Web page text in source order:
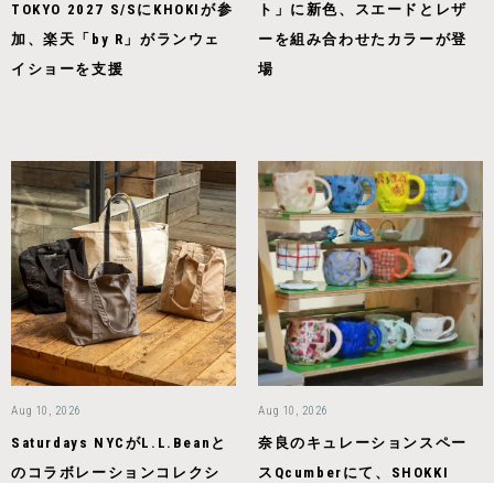
TOKYO 2027 S/SにKHOKIが参
加、楽天「by R」がランウェ
イショーを支援
ト」に新色、スエードとレザ
ーを組み合わせたカラーが登
場
Aug 10, 2026
Saturdays NYCがL.L.Beanと
のコラボレーションコレクシ
Aug 10, 2026
奈良のキュレーションスペー
スQcumberにて、SHOKKI